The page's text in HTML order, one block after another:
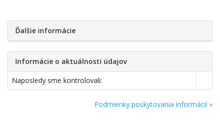
Ďalšie informácie
Informácie o aktuálnosti údajov
Naposledy sme kontrolovali:
Podmienky poskytovania informácií »